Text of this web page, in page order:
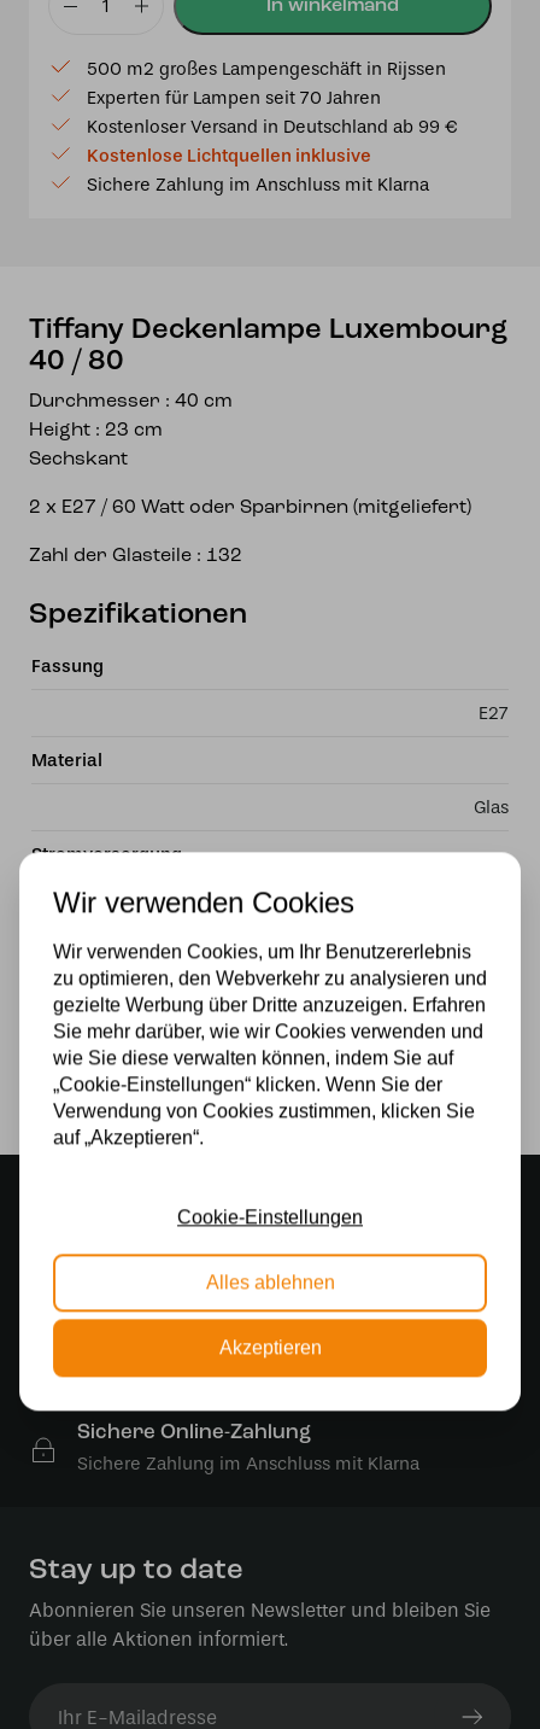
Tiffany
Luxembourg
40
/
80
Menge
500 m2 großes Lampengeschäft in Rijssen
Experten für Lampen seit 70 Jahren
Kostenloser Versand in Deutschland ab 99 €
Kostenlose Lichtquellen inklusive
Sichere Zahlung im Anschluss mit Klarna
Tiffany Deckenlampe Luxembourg
40 / 80
Durchmesser : 40 cm
Height : 23 cm
Sechskant
2 x E27 / 60 Watt oder Sparbirnen (mitgeliefert)
Zahl der Glasteile : 132
Spezifikationen
Fassung
E27
Material
Glas
Stromversorgung
Wattzahl
60W
Lichtquelle
500 m2 großes Lampengeschäft in Rijssen
Kostenloser Versand
Kostenloser Versand in Deutschland ab 99 €
Kostenlose Lichtquellen
Die Bestellung umfasst die Lichtquelle
Sichere Online-Zahlung
Sichere Zahlung im Anschluss mit Klarna
Wir verwenden Cookies
Wir verwenden Cookies, um Ihr Benutzererlebnis
zu optimieren, den Webverkehr zu analysieren und
gezielte Werbung über Dritte anzuzeigen. Erfahren
Sie mehr darüber, wie wir Cookies verwenden und
wie Sie diese verwalten können, indem Sie auf
„Cookie-Einstellungen“ klicken. Wenn Sie der
Verwendung von Cookies zustimmen, klicken Sie
auf „Akzeptieren“.
Cookie-Einstellungen
Alles ablehnen
Akzeptieren
Stay up to date
Abonnieren Sie unseren Newsletter und bleiben Sie
über alle Aktionen informiert.